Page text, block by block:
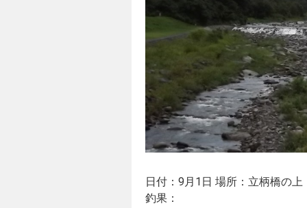
日付：9月1日 場所：立柄橋の上
釣果：